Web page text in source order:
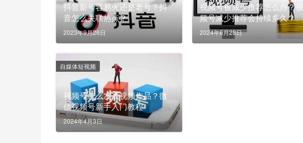
抖音新号容易火还是老号？抖
音怎么关联热点？
2023年9月26日
视频号被减少推荐怎么办？视
频号减少推荐会持续多久？
2024年6月28日
视频号怎么发表视频作品？微
信视频号新手入门教程
2024年4月3日
自媒体短视频